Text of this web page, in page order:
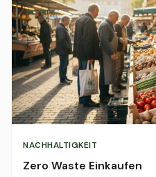
NACHHALTIGKEIT
Zero Waste Einkaufen